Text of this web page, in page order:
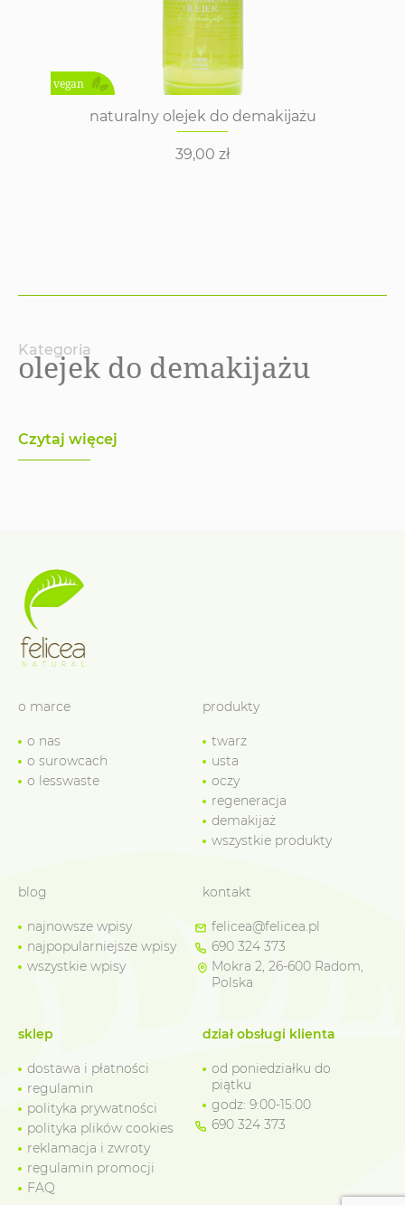
vegan
naturalny olejek do demakijażu
39,00 zł
Kategoria
olejek do demakijażu
Czytaj więcej
o marce
o nas
o surowcach
o lesswaste
produkty
twarz
usta
oczy
regeneracja
demakijaż
wszystkie produkty
blog
najnowsze wpisy
najpopularniejsze wpisy
wszystkie wpisy
kontakt
felicea@felicea.pl
690 324 373
Mokra 2, 26-600 Radom,
Polska
sklep
dostawa i płatności
regulamin
polityka prywatności
polityka plików cookies
reklamacja i zwroty
regulamin promocji
FAQ
dział obsługi klienta
od poniedziałku do
piątku
godz: 9:00-15:00
690 324 373